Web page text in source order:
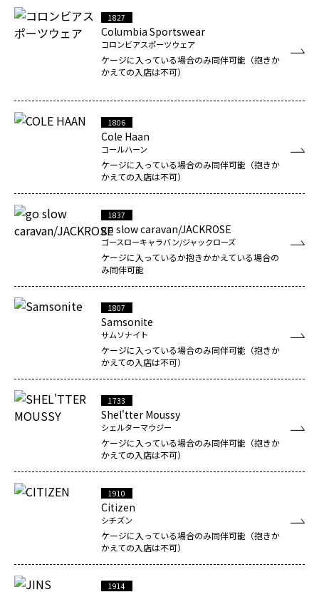
1827
Columbia Sportswear
コロンビアスポーツウェア
ケージに入っている場合のみ同伴可能（抱きか
かえての入店は不可）
1806
Cole Haan
コールハーン
ケージに入っている場合のみ同伴可能（抱きか
かえての入店は不可）
1837
go slow caravan/JACKROSE
ゴースローキャラバン/ジャックローズ
ケージに入っているか抱きかかえている場合の
み同伴可能
1807
Samsonite
サムソナイト
ケージに入っている場合のみ同伴可能（抱きか
かえての入店は不可）
1733
Shel'tter Moussy
シェルターマウジー
ケージに入っている場合のみ同伴可能（抱きか
かえての入店は不可）
1910
Citizen
シチズン
ケージに入っている場合のみ同伴可能（抱きか
かえての入店は不可）
1914